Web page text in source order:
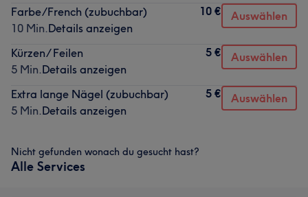
Farbe/French (zubuchbar)
10 Min.Details anzeigen
10 € Auswählen
Kürzen/ Feilen
5 Min.Details anzeigen
5 € Auswählen
Extra lange Nägel (zubuchbar)
5 Min.Details anzeigen
5 € Auswählen
Nicht gefunden wonach du gesucht hast?
Alle Services